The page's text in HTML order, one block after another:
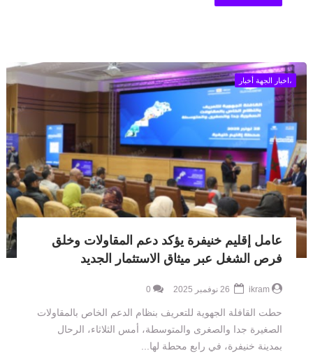
،اخبار الجهة أخبار
عامل إقليم خنيفرة يؤكد دعم المقاولات وخلق
فرص الشغل عبر ميثاق الاستثمار الجديد
ikram
0
حطت القافلة الجهوية للتعريف بنظام الدعم الخاص بالمقاولات
الصغيرة جدا والصغرى والمتوسطة، أمس الثلاثاء، الرحال
بمدينة خنيفرة، في رابع محطة لها...